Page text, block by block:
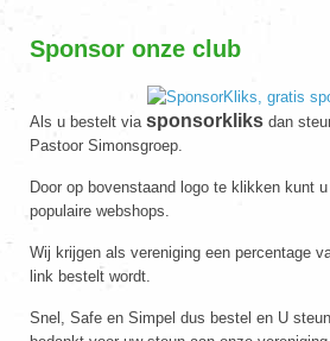
Sponsor onze club
Als u bestelt via sponsorkliks dan
Pastoor Simonsgroep.
Door op bovenstaand logo te klikken kunt
populaire webshops.
Wij krijgen als vereniging een percentage
link bestelt wordt.
Snel, Safe en Simpel dus bestel en U